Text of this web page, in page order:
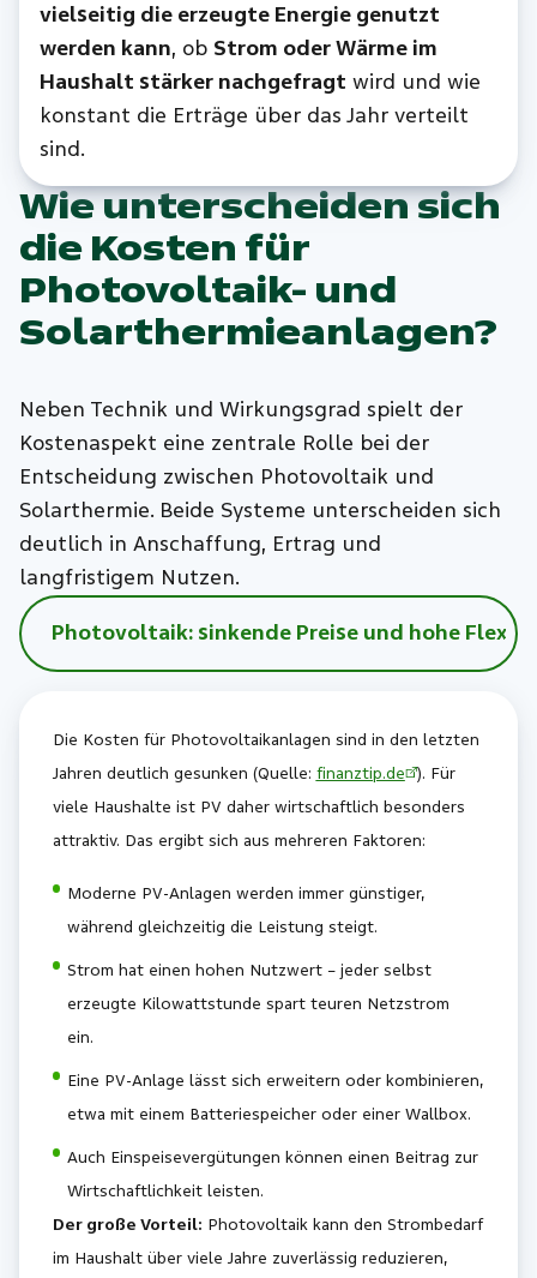
vielseitig die erzeugte Energie genutzt
werden kann, ob Strom oder Wärme im
Haushalt stärker nachgefragt wird und wie
konstant die Erträge über das Jahr verteilt
sind.
Wie unterscheiden sich
die Kosten für
Photovoltaik- und
Solarthermieanlagen?
Neben Technik und Wirkungsgrad spielt der
Kostenaspekt eine zentrale Rolle bei der
Entscheidung zwischen Photovoltaik und
Solarthermie. Beide Systeme unterscheiden sich
deutlich in Anschaffung, Ertrag und
langfristigem Nutzen.
Photovoltaik: sinkende Preise und hohe
Die Kosten für Photovoltaikanlagen sind in den letzten
Jahren deutlich gesunken (Quelle: finanztip.de
). Für
viele Haushalte ist PV daher wirtschaftlich besonders
attraktiv. Das ergibt sich aus mehreren Faktoren:
Moderne PV-Anlagen werden immer günstiger,
während gleichzeitig die Leistung steigt.
Strom hat einen hohen Nutzwert – jeder selbst
erzeugte Kilowattstunde spart teuren Netzstrom
ein.
Eine PV-Anlage lässt sich erweitern oder kombinieren,
etwa mit einem Batteriespeicher oder einer Wallbox.
Auch Einspeisevergütungen können einen Beitrag zur
Wirtschaftlichkeit leisten.
Der große Vorteil: Photovoltaik kann den Strombedarf
im Haushalt über viele Jahre zuverlässig reduzieren,